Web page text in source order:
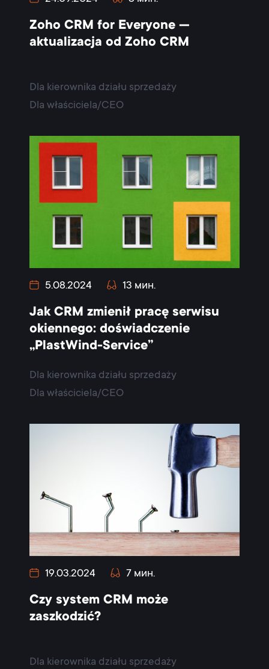
Zoho CRM for Everyone —
aktualizacja od Zoho CRM
Dla kierownika działu sprzedaży
Dla właściciela/CEO
5.08.2024 13 мин.
Jak CRM zmienił pracę serwisu
okiennego: doświadczenie
„PlastWind-Service”
Dla kierownika działu sprzedaży
Dla właściciela/CEO
19.03.2024 7 мин.
Czy system CRM może
zaszkodzić?
Dla kierownika działu sprzedaży